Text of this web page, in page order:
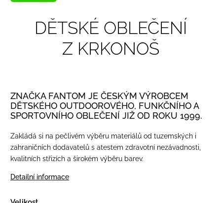
DĚTSKÉ OBLEČENÍ
Z KRKONOŠ
ZNAČKA FANTOM JE ČESKÝM VÝROBCEM
DĚTSKÉHO OUTDOOROVÉHO, FUNKČNÍHO A
SPORTOVNÍHO OBLEČENÍ JIŽ OD ROKU 1999.
Zakládá si na pečlivém výběru materiálů od tuzemských i
zahraničních dodavatelů s atestem zdravotní nezávadnosti,
kvalitních střizích a širokém výběru barev.
Detailní informace